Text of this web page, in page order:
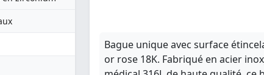
Bague unique avec surface
or rose 18K. Fabriqué en acier